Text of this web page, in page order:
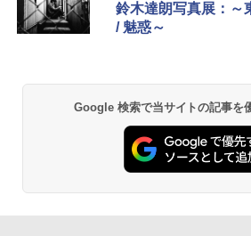
鈴木達朗写真展：～
/ 魅惑～
Google 検索で当サイトの記事を